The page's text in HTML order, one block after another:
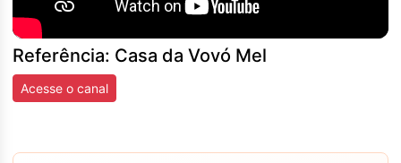
Referência: Casa da Vovó Mel
Acesse o canal